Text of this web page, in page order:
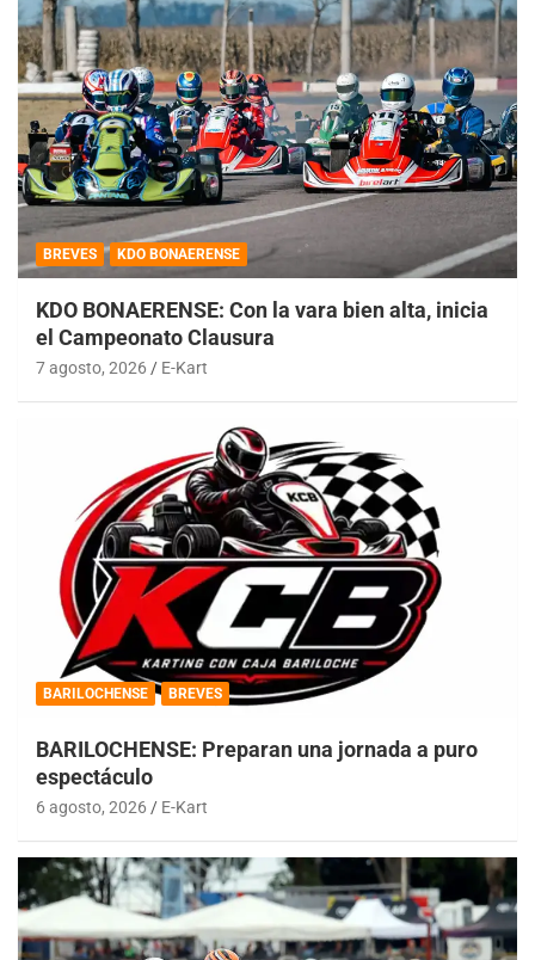
BREVES KDO BONAERENSE
KDO BONAERENSE: Con la vara bien alta, inicia
el Campeonato Clausura
7 agosto, 2026 E-Kart
BARILOCHENSE BREVES
BARILOCHENSE: Preparan una jornada a puro
espectáculo
6 agosto, 2026 E-Kart